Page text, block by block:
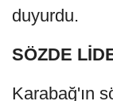
duyurdu.
SÖZDE
Karabağ'ın